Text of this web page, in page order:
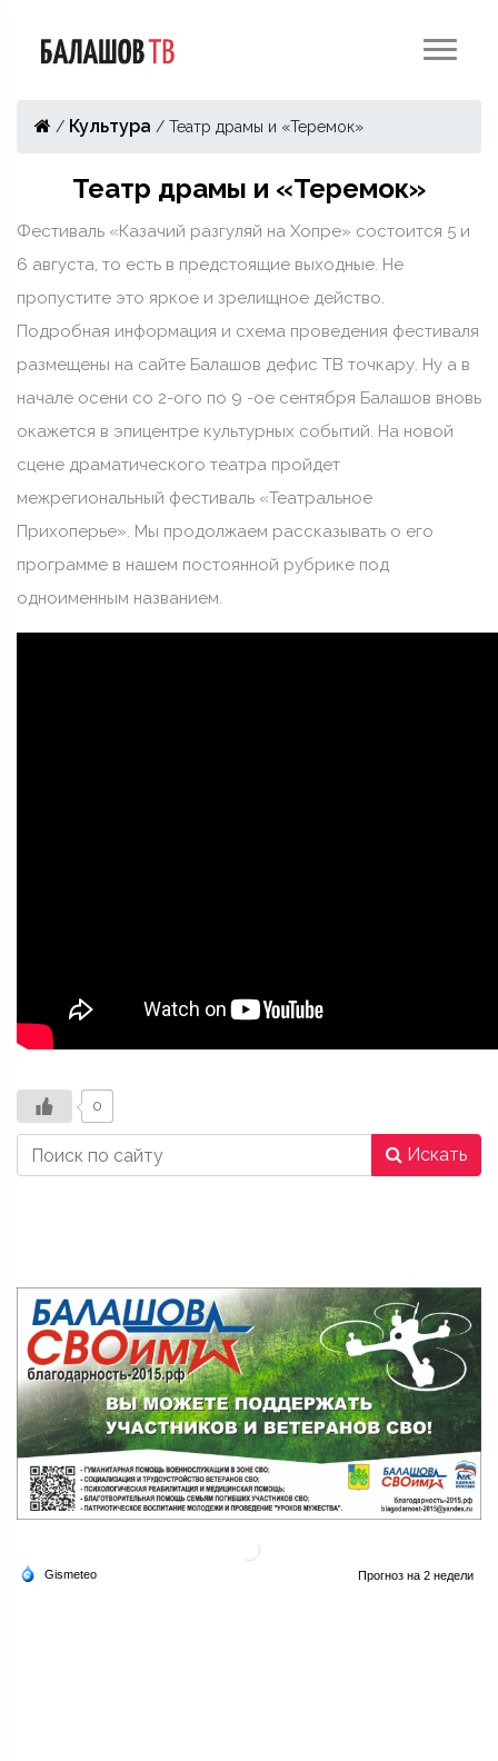
/ Культура / Театр драмы и «Теремок»
Театр драмы и «Теремок»
Фестиваль «Казачий разгуляй на Хопре» состоится 5 и
6 августа, то есть в предстоящие выходные. Не
пропустите это яркое и зрелищное действо.
Подробная информация и схема проведения фестиваля
размещены на сайте Балашов дефис ТВ точкару. Ну а в
начале осени со 2-ого по 9 -ое сентября Балашов вновь
окажется в эпицентре культурных событий. На новой
сцене драматического театра пройдет
межрегиональный фестиваль «Театральное
Прихоперье». Мы продолжаем рассказывать о его
программе в нашем постоянной рубрике под
одноименным названием.
0
Искать